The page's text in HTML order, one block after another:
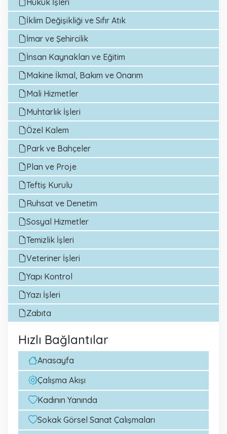
İklim Değişikliği ve Sıfır Atık
İmar ve Şehircilik
İnsan Kaynakları ve Eğitim
Makine İkmal, Bakım ve Onarım
Mali Hizmetler
Muhtarlık İşleri
Özel Kalem
Park ve Bahçeler
Plan ve Proje
Teftiş Kurulu
Ruhsat ve Denetim
Sosyal Hizmetler
Temizlik İşleri
Veteriner İşleri
Yapı Kontrol
Yazı İşleri
Zabıta
Hızlı Bağlantılar
Anasayfa
Çalışma Akışı
Kadının Yanında
Sokak Görsel Sanat Çalışmaları